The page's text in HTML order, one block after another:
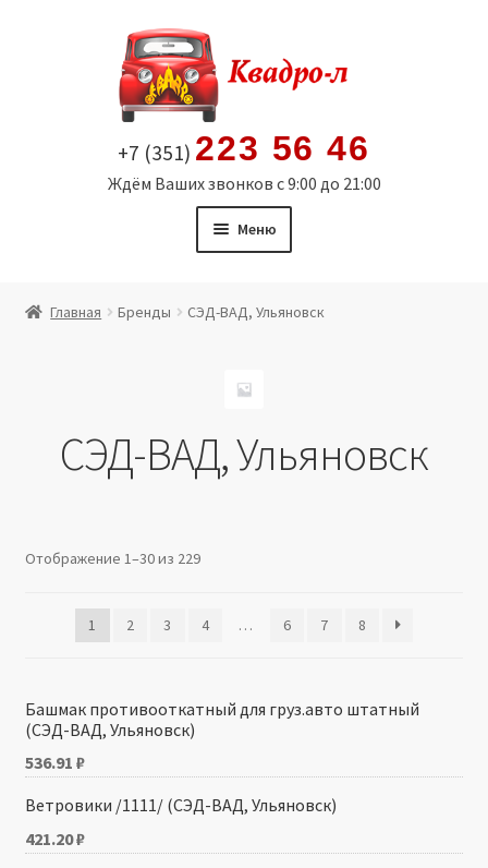
содержимому
+7 (351) 223 56 46
Ждём Ваших звонков с 9:00 до 21:00
Меню
Политика в отношении обработки персональных
Главная Бренды СЭД-ВАД, Ульяновск
СЭД-ВАД, Ульяновск
Отображение 1–30 из 229
1 2 3 4 … 6 7 8
Башмак противооткатный для груз.авто штатный
(СЭД-ВАД, Ульяновск)
536.91 ₽
Ветровики /1111/ (СЭД-ВАД, Ульяновск)
421.20₽